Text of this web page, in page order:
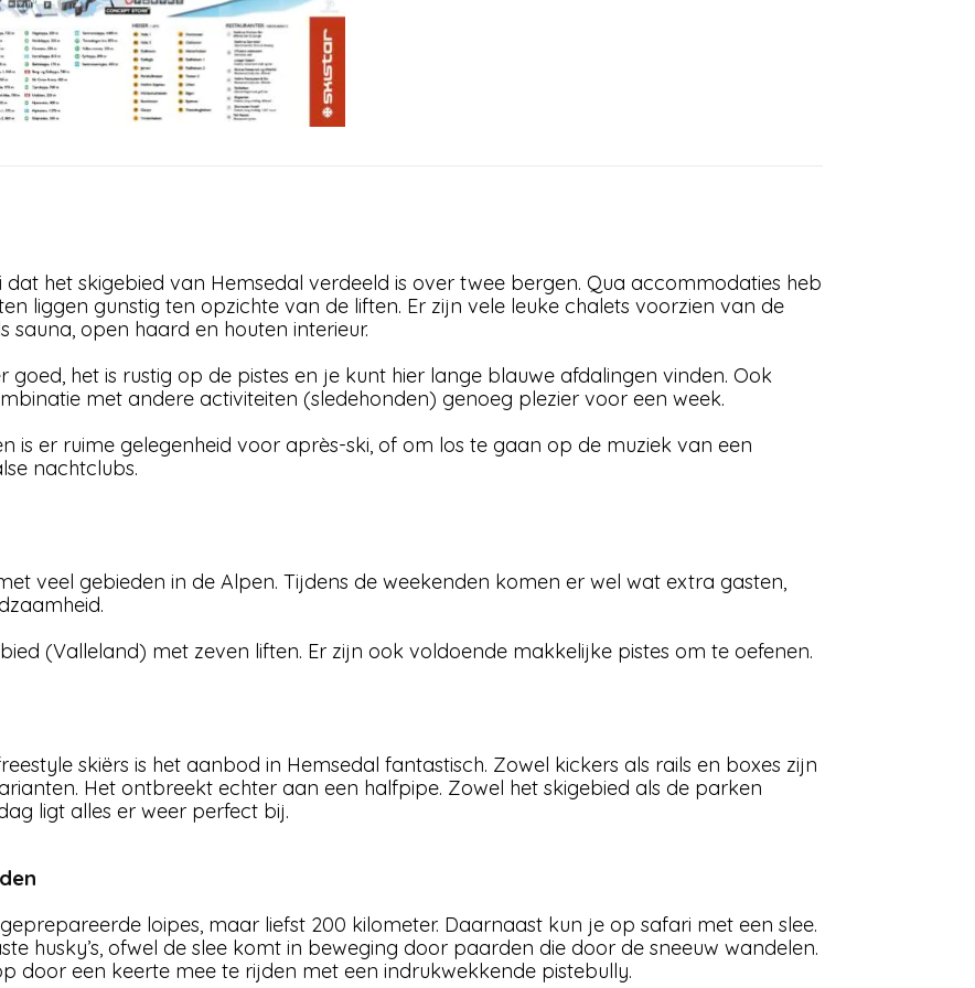
het skigebied van Hemsedal verdeeld is over twee bergen. Qua accommodaties heb
liggen gunstig ten opzichte van de liften. Er zijn vele leuke chalets voorzien van de
sauna, open haard en houten interieur.
goed, het is rustig op de pistes en je kunt hier lange blauwe afdalingen vinden. Ook
met andere activiteiten (sledehonden) genoeg plezier voor een week.
is er ruime gelegenheid voor après-ski, of om los te gaan op de muziek van een
nachtclubs.
veel gebieden in de Alpen. Tijdens de weekenden komen er wel wat extra gasten,
(Valleland) met zeven liften. Er zijn ook voldoende makkelijke pistes om te oefenen.
skiërs is het aanbod in Hemsedal fantastisch. Zowel kickers als rails en boxes zijn
Het ontbreekt echter aan een halfpipe. Zowel het skigebied als de parken
ligt alles er weer perfect bij.
loipes, maar liefst 200 kilometer. Daarnaast kun je op safari met een slee.
husky’s, ofwel de slee komt in beweging door paarden die door de sneeuw wandelen.
door een keerte mee te rijden met een indrukwekkende pistebully.